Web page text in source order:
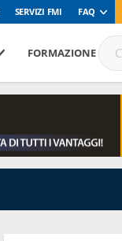
SERVIZI FMI FAQ
FORMAZIONE